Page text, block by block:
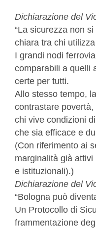
Dichiarazione del
“La sicurezza non
chiara tra chi
I grandi nodi
comparabili a quelli
certe per tutti.
Allo stesso tempo,
contrastare
chi vive condizioni
che sia efficace e
(Con riferimento ai
marginalità già
e istituzionali).)
Dichiarazione del
“Bologna può
Un Protocollo di
frammentazione